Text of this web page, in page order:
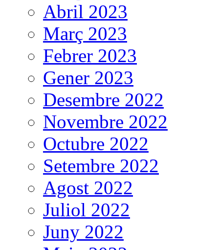
Abril 2023
Març 2023
Febrer 2023
Gener 2023
Desembre 2022
Novembre 2022
Octubre 2022
Setembre 2022
Agost 2022
Juliol 2022
Juny 2022